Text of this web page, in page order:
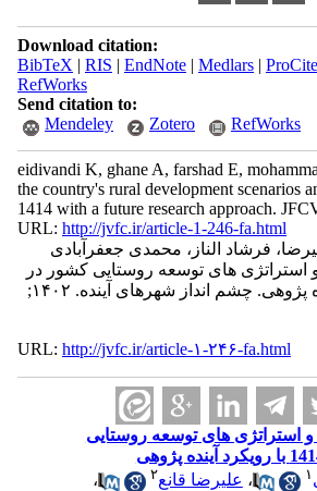
Download citation:
BibTeX | RIS | EndNote| Medlars| ProCite
RefWorks
Send citation to:
Mendeley
Zotero RefWorks
eidivandi K, ghane A, farshad E,
the country's rural development scenarios
1414 with a future research approach.
URL: http://jvfc.ir/article-1-246-fa.html
فرشاد الناز، محمدی جعفرآبادی
استراتژی های توسعه روستایی کشور در
افق ۱۴۱۴ با رویکرد آینده پژوهی. چشم انداز شهرهای آینده. ۱۴۰۲;
URL: http://jvfc.ir/article-۱-۲۴۶-fa.html
و استراتژی های توسعه روستایی
۱ ، علیرضا قانع۲
،